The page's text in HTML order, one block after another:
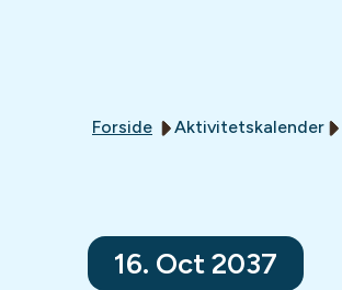
Forside Aktivitetskalender
16. Oct 2037